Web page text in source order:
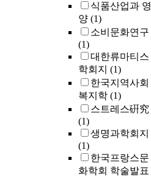
식품산업과 영
양 (1)
소비문화연구
(1)
대한류마티스
학회지 (1)
한국지역사회
복지학 (1)
스트레스硏究
(1)
생명과학회지
(1)
한국프랑스문
화학회 학술발표